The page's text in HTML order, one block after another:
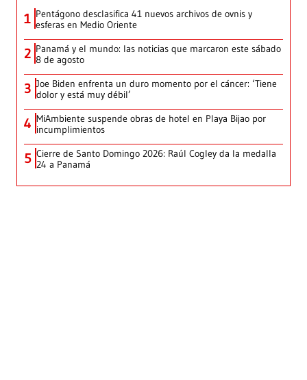
1 Pentágono desclasifica 41 nuevos archivos de ovnis y
esferas en Medio Oriente
2 Panamá y el mundo: las noticias que marcaron este sábado
8 de agosto
3 Joe Biden enfrenta un duro momento por el cáncer: ‘Tiene
dolor y está muy débil’
4 MiAmbiente suspende obras de hotel en Playa Bijao por
incumplimientos
5 Cierre de Santo Domingo 2026: Raúl Cogley da la medalla
24 a Panamá